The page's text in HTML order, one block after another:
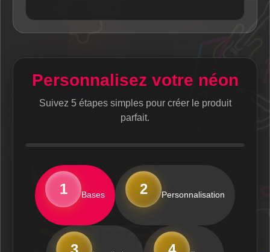
Personnalisez votre néon
Suivez 5 étapes simples pour créer le produit
parfait.
1 Bases 2 Personnalisation